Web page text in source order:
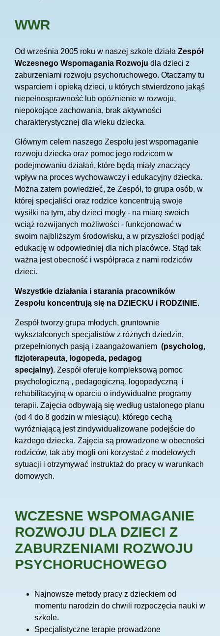
WWR
Od września 2005 roku w naszej szkole działa Zespół
Wczesnego Wspomagania Rozwoju dla dzieci z
zaburzeniami rozwoju psychoruchowego. Otaczamy tu
wsparciem i opieką dzieci, u których stwierdzono jakąś
niepełnosprawność lub opóźnienie w rozwoju,
niepokojące zachowania, brak aktywności
charakterystycznej dla wieku dziecka.
Głównym celem naszego Zespołu jest wspomaganie
rozwoju dziecka oraz pomoc jego rodzicom w
podejmowaniu działań, które będą miały znaczący
wpływ na proces wychowawczy i edukacyjny dziecka.
Można zatem powiedzieć, że Zespół, to grupa osób, w
której specjaliści oraz rodzice koncentrują swoje
wysiłki na tym, aby dzieci mogły - na miarę swoich
wciąż rozwijanych możliwości - funkcjonować w
swoim najbliższym środowisku, a w przyszłości podjąć
edukację w odpowiedniej dla nich placówce. Stąd tak
ważna jest obecność i współpraca z nami rodziców
dzieci.
Wszystkie działania i starania pracowników
Zespołu koncentrują się na DZIECKU i RODZINIE.
Zespół tworzy grupa młodych, gruntownie
wykształconych specjalistów z różnych dziedzin,
przepełnionych pasją i zaangażowaniem (psycholog,
fizjoterapeuta, logopeda, pedagog
specjalny). Zespół oferuje kompleksową pomoc
psychologiczną , pedagogiczną, logopedyczną i
rehabilitacyjną w oparciu o indywidualne programy
terapii. Zajęcia odbywają się według ustalonego planu
(od 4 do 8 godzin w miesiącu), którego cechą
wyróżniającą jest zindywidualizowane podejście do
każdego dziecka. Zajęcia są prowadzone w obecności
rodziców, tak aby mogli oni korzystać z modelowych
sytuacji i otrzymywać instruktaż do pracy w warunkach
domowych.
WCZESNE WSPOMAGANIE
ROZWOJU DLA DZIECI Z
ZABURZENIAMI ROZWOJU
PSYCHORUCHOWEGO
Najnowsze metody pracy z dzieckiem od
momentu narodzin do chwili rozpoczęcia nauki w
szkole.
Specjalistyczne terapie prowadzone